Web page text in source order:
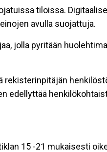
tiloissa.
avulla suojattuja.
jolla pyritään
edellyttää
15 -21 mukaisesti